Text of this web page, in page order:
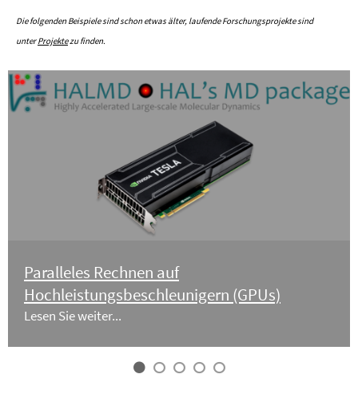
Die folgenden Beispiele sind schon etwas älter, laufende Forschungsprojekte sind
unterProjektezu finden.
Paralleles Rechnen auf
Hochleistungsbeschleunigern (GPUs)
Lesen Sie weiter...